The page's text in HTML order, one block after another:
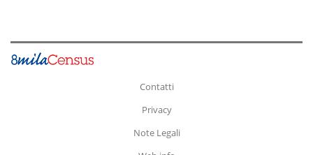
Contatti
Privacy
Note Legali